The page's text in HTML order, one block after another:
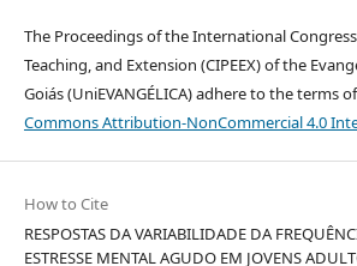
The Proceedings of the International
Teaching, and Extension (CIPEEX) of the
Goiás (UniEVANGÉLICA) adhere to the terms
Commons Attribution-NonCommercial 4.0
How to Cite
RESPOSTAS DA VARIABILIDADE DA
ESTRESSE MENTAL AGUDO EM JOVENS